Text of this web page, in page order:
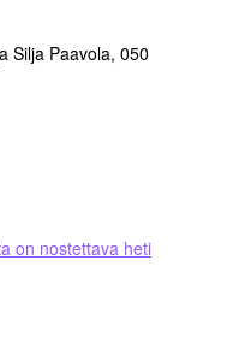
Silja Paavola, 050
on nostettava heti